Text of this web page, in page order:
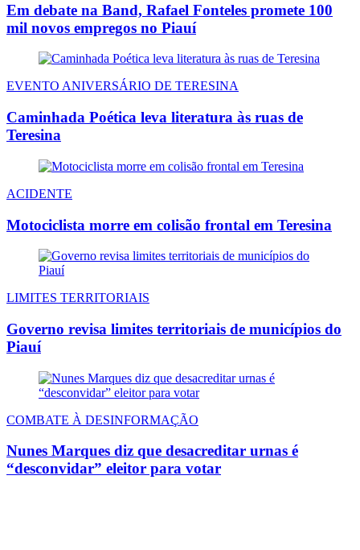
Em debate na Band, Rafael Fonteles promete 100
mil novos empregos no Piauí
EVENTO ANIVERSÁRIO DE TERESINA
Caminhada Poética leva literatura às ruas de
Teresina
ACIDENTE
Motociclista morre em colisão frontal em Teresina
LIMITES TERRITORIAIS
Governo revisa limites territoriais de municípios do
Piauí
COMBATE À DESINFORMAÇÃO
Nunes Marques diz que desacreditar urnas é
“desconvidar” eleitor para votar